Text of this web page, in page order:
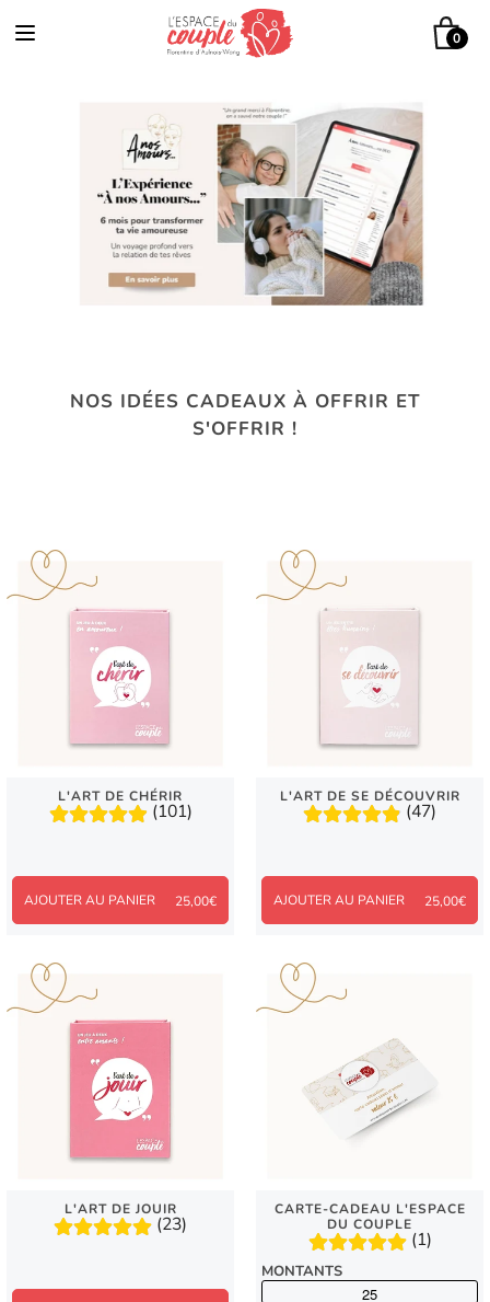
0
NOS IDÉES CADEAUX À OFFRIR ET
S'OFFRIR !
L'ART DE CHÉRIR
(101)
AJOUTER AU PANIER 25,00€
L'ART DE SE DÉCOUVRIR
(47)
AJOUTER AU PANIER 25,00€
L'ART DE JOUIR
(23)
CARTE-CADEAU L'ESPACE
DU COUPLE
(1)
MONTANTS